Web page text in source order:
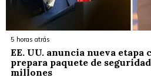
5 horas atrás
EE. UU. anuncia nueva etapa
prepara paquete de
millones